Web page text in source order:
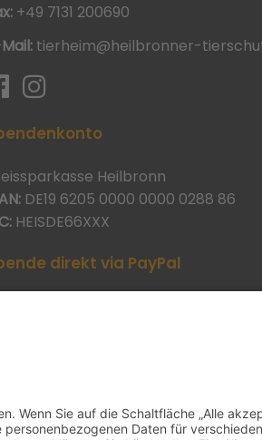
+49 7131 200690
tierheim@heilbronner-
Heilbronn
DE19 6205 0000 0000 0288 86
HEISDE66XXX
direkt via PayPal